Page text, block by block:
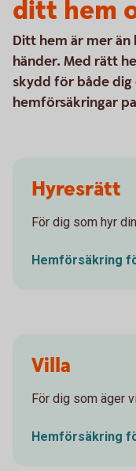
ditt hem
Ditt hem är mer än
händer. Med rätt
skydd för både dig
hemförsäkringar
Hyresrätt
För dig som hyr
Hemförsäkring
Villa
För dig som äger
Hemförsäkring